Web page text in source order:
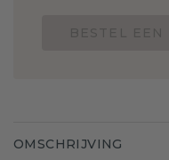
OMSCHRIJVING